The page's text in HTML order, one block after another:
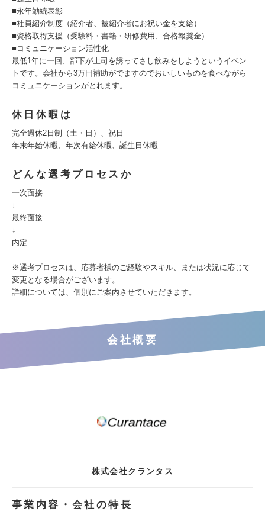
■永年勤続表彰
■社員紹介制度（紹介者、被紹介者にお祝い金を支給）
■資格取得支援（受験料・書籍・研修費用、合格報奨金）
■コミュニケーション活性化
最低1年に一回、部下が上司を誘ってさし飲みをしようというイベン
トです。会社から3万円補助がでますのでおいしいものを食べながら
コミュニケーションがとれます。
休日休暇は
完全週休2日制（土・日）、祝日
年末年始休暇、年次有給休暇、誕生日休暇
どんな選考プロセスか
一次面接
↓
最終面接
↓
内定
※選考プロセスは、応募者様のご経験やスキル、または状況に応じて
変更となる場合がございます。
詳細については、個別にご案内させていただきます。
会社概要
株式会社クランタス
事業内容・会社の特長